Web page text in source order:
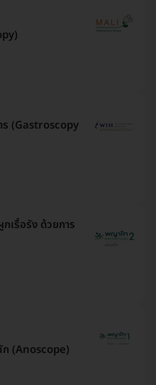
ร (Gastroscopy
เรื้อรัง ด้วยการ
ก (Anoscope)